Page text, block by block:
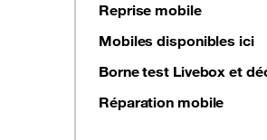
Reprise mobile
Mobiles disponibles ici
Borne test Livebox et
Réparation mobile